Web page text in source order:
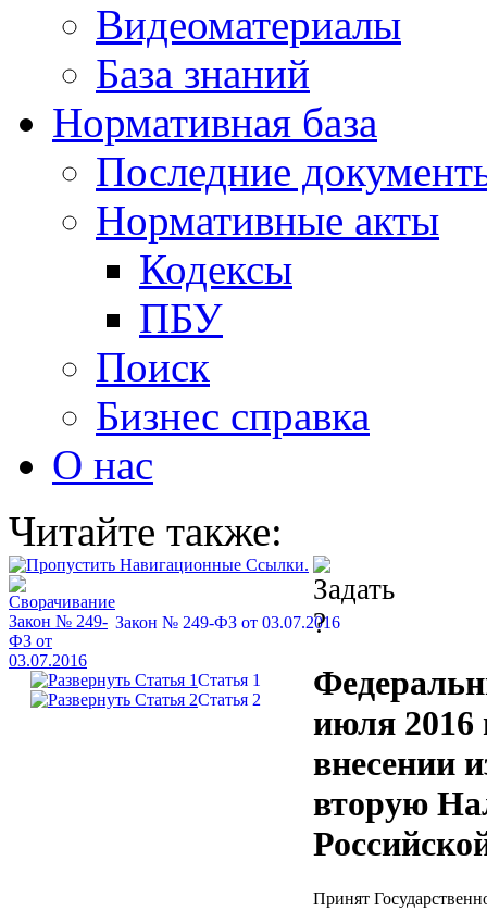
Видеоматериалы
База знаний
Нормативная база
Последние
Нормативные акты
Кодексы
ПБУ
Поиск
Бизнес справка
О нас
Читайте также:
Закон № 249-ФЗ от 03.07.2016
Статья 1
Статья 2
июля
внесении
вторую
Принят